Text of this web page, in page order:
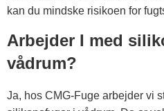
kan du mindske risikoen for
Arbejder I med
vådrum?
Ja, hos CMG-Fuge arbejder vi